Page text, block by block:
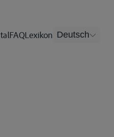
FAQLexikon Deutsch